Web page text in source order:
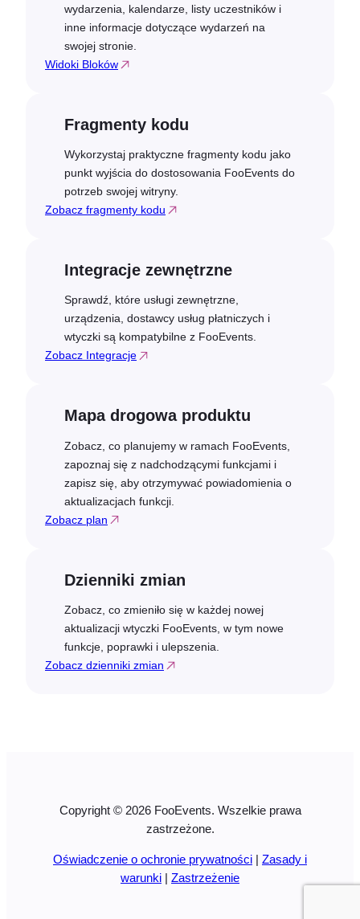
wydarzenia, kalendarze, listy uczestników i
inne informacje dotyczące wydarzeń na
swojej stronie.
Widoki Bloków
Fragmenty kodu
Wykorzystaj praktyczne fragmenty kodu jako
punkt wyjścia do dostosowania FooEvents do
potrzeb swojej witryny.
Zobacz fragmenty kodu
Integracje zewnętrzne
Sprawdź, które usługi zewnętrzne,
urządzenia, dostawcy usług płatniczych i
wtyczki są kompatybilne z FooEvents.
Zobacz Integracje
Mapa drogowa produktu
Zobacz, co planujemy w ramach FooEvents,
zapoznaj się z nadchodzącymi funkcjami i
zapisz się, aby otrzymywać powiadomienia o
aktualizacjach funkcji.
Zobacz plan
Dzienniki zmian
Zobacz, co zmieniło się w każdej nowej
aktualizacji wtyczki FooEvents, w tym nowe
funkcje, poprawki i ulepszenia.
Zobacz dzienniki zmian
Copyright © 2026 FooEvents. Wszelkie prawa
zastrzeżone.
Oświadczenie o ochronie prywatności
Zasady i
warunki
Zastrzeżenie